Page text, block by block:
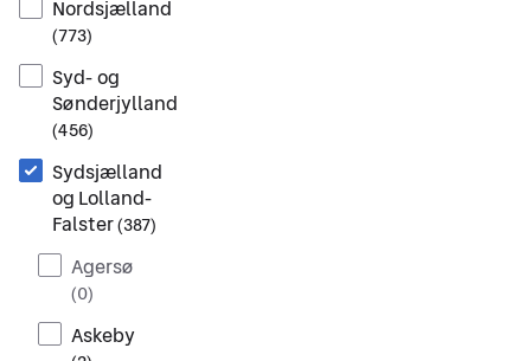
Nordsjælland
(773)
Syd- og
Sønderjylland
(456)
Sydsjælland
og Lolland-
Falster(387)
Agersø
(0)
Askeby